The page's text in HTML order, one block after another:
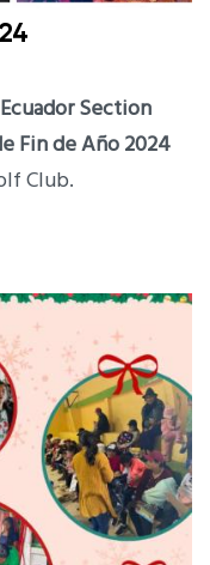
Section
Fin de Año 2024
Club.